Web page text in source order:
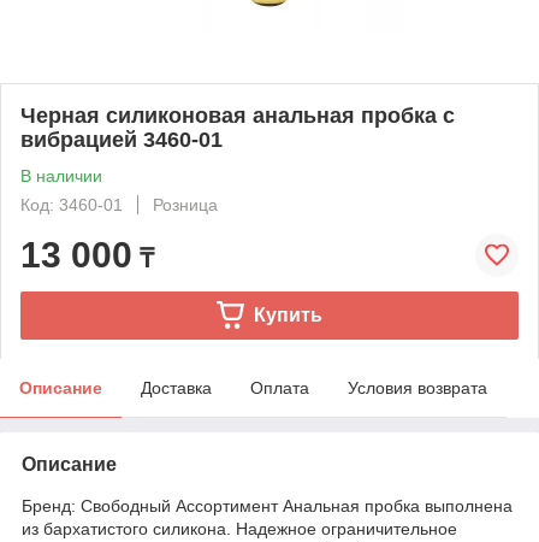
Черная силиконовая анальная пробка с
вибрацией 3460-01
В наличии
Код: 3460-01
Розница
13 000 ₸
Купить
Описание Доставка Оплата Условия возврата
Описание
Бренд: Свободный Ассортимент Анальная пробка выполнена
из бархатистого силикона. Надежное ограничительное